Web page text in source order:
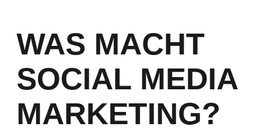
WAS MACHT
SOCIAL MEDIA
MARKETING?